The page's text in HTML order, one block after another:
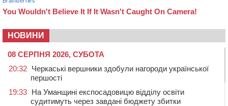
НОВИНИ
08 СЕРПНЯ 2026, СУБОТА
20:32 Черкаські вершники здобули нагороди української
першості
19:33 На Уманщині експосадовицю відділу освіти
судитимуть через завдані бюджету збитки